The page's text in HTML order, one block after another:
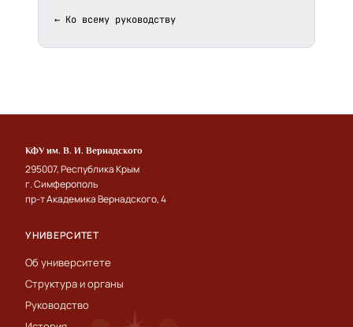
← Ко всему руководству
КФУ им. В. И. Вернадского
295007, Республика Крым
г. Симферополь
пр-т Академика Вернадского, 4
УНИВЕРСИТЕТ
Об университете
Структура и органы
Руководство